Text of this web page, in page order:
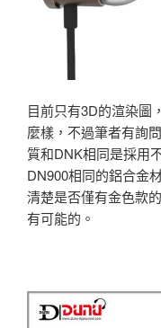
目前只有3D的渲染圖
麼樣，不過筆者有詢
質和DNK相同是採用
DN900相同的鋁合金
清楚是否僅有金色款
有可能的。